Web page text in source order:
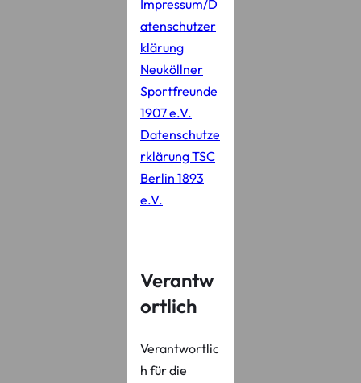
Impressum/D
atenschutzer
klärung
Neuköllner
Sportfreunde
1907 e.V.
Datenschutze
rklärung TSC
Berlin 1893
e.V.
Verantw
ortlich
Verantwortlic
h für die